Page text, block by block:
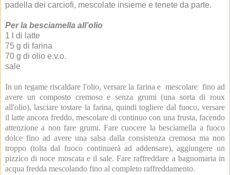
padella dei carciofi, mescolate insieme e tenete da parte.
Per la besciamella all’olio
1 l di latte
75 g di farina
70 g di olio e.v.o.
sale
In un tegame riscaldare l'olio, versare la farina e mescolare fino ad
avere un composto cremoso e senza grumi (una sorta di roux
all'olio), lasciare tostare la farina, quindi togliere dal fuoco, versare
il latte ancora freddo, mescolare di continuo con una frusta, facendo
attenzione a non fare grumi. Fare cuocere la besciamella a fuoco
dolce fino ad avere una salsa dalla consistenza cremosa ma non
troppo (tolta dal fuoco continuerà ad addensare), aggiungere un
pizzico di noce moscata e il sale. Fare raffreddare a bagnomaria in
acqua fredda mescolando fino al completo raffreddamento.